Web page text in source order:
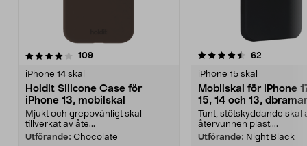
109recensioner
iPhone 14 skal
Holdit Silicone Case för
iPhone 13, mobilskal
Mjukt och greppvänligt skal
tillverkat av åte...
Utförande: Chocolate
4.5 av 5 stjärnor 62
iPhone 15 skal
Mobilskal för iPhone
15, 14 och 13,
Greenland
Tunt, stötskyddande skal
återvunnen plast....
Utförande: Night Black
4.5 av 5 stjärnor